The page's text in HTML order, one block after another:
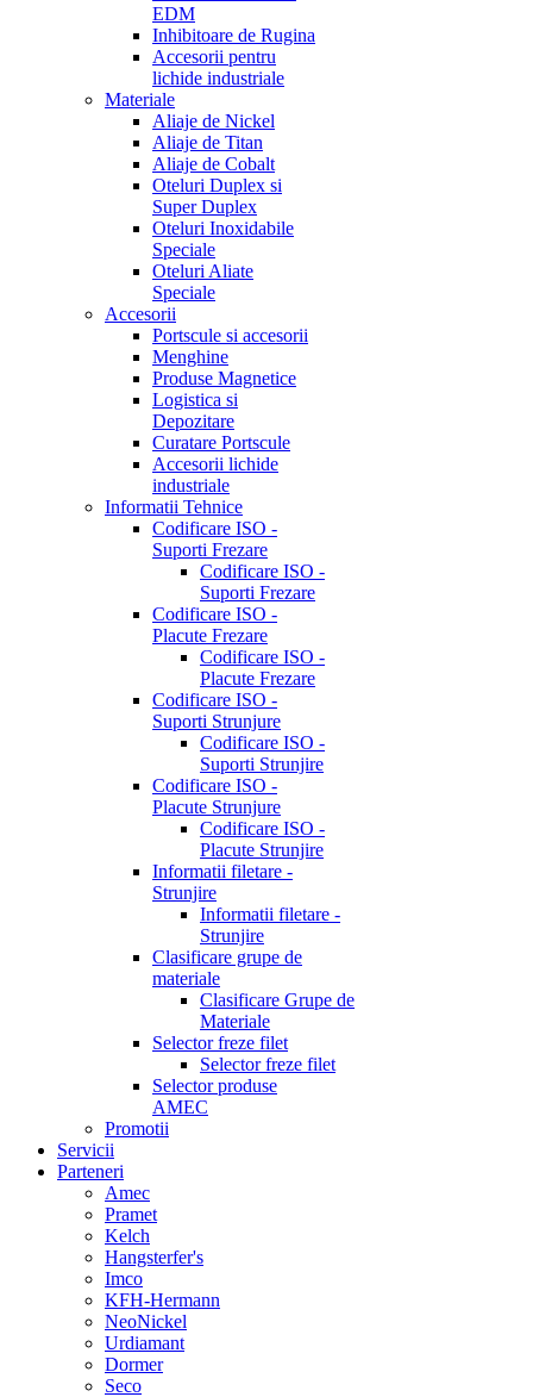
EDM
Inhibitoare de Rugina
Accesorii pentru
lichide industriale
Materiale
Aliaje de Nickel
Aliaje de Titan
Aliaje de Cobalt
Oteluri Duplex si
Super Duplex
Oteluri Inoxidabile
Speciale
Oteluri Aliate
Speciale
Accesorii
Portscule si accesorii
Menghine
Produse Magnetice
Logistica si
Depozitare
Curatare Portscule
Accesorii lichide
industriale
Informatii Tehnice
Codificare ISO -
Suporti Frezare
Codificare ISO -
Suporti Frezare
Codificare ISO -
Placute Frezare
Codificare ISO -
Placute Frezare
Codificare ISO -
Suporti Strunjure
Codificare ISO -
Suporti Strunjire
Codificare ISO -
Placute Strunjure
Codificare ISO -
Placute Strunjire
Informatii filetare -
Strunjire
Informatii filetare -
Strunjire
Clasificare grupe de
materiale
Clasificare Grupe de
Materiale
Selector freze filet
Selector freze filet
Selector produse
AMEC
Promotii
Servicii
Parteneri
Amec
Pramet
Kelch
Hangsterfer's
Imco
KFH-Hermann
NeoNickel
Urdiamant
Dormer
Seco